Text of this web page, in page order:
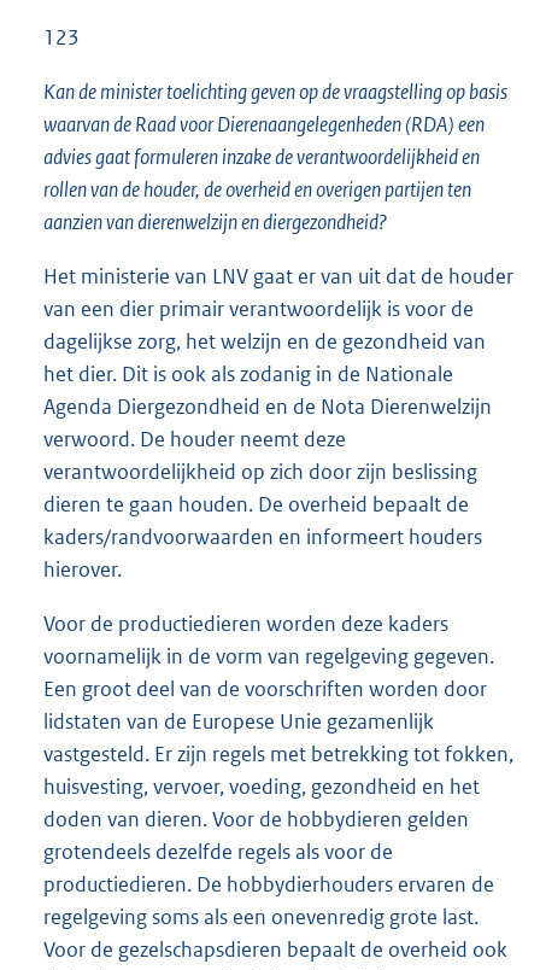
123
Kan de minister toelichting geven op de vraagstelling op basis
waarvan de Raad voor Dierenaangelegenheden (RDA) een
advies gaat formuleren inzake de verantwoordelijkheid en
rollen van de houder, de overheid en overigen partijen ten
aanzien van dierenwelzijn en diergezondheid?
Het ministerie van LNV gaat er van uit dat de houder
van een dier primair verantwoordelijk is voor de
dagelijkse zorg, het welzijn en de gezondheid van
het dier. Dit is ook als zodanig in de Nationale
Agenda Diergezondheid en de Nota Dierenwelzijn
verwoord. De houder neemt deze
verantwoordelijkheid op zich door zijn beslissing
dieren te gaan houden. De overheid bepaalt de
kaders/randvoorwaarden en informeert houders
hierover.
Voor de productiedieren worden deze kaders
voornamelijk in de vorm van regelgeving gegeven.
Een groot deel van de voorschriften worden door
lidstaten van de Europese Unie gezamenlijk
vastgesteld. Er zijn regels met betrekking tot fokken,
huisvesting, vervoer, voeding, gezondheid en het
doden van dieren. Voor de hobbydieren gelden
grotendeels dezelfde regels als voor de
productiedieren. De hobbydierhouders ervaren de
regelgeving soms als een onevenredig grote last.
Voor de gezelschapsdieren bepaalt de overheid ook